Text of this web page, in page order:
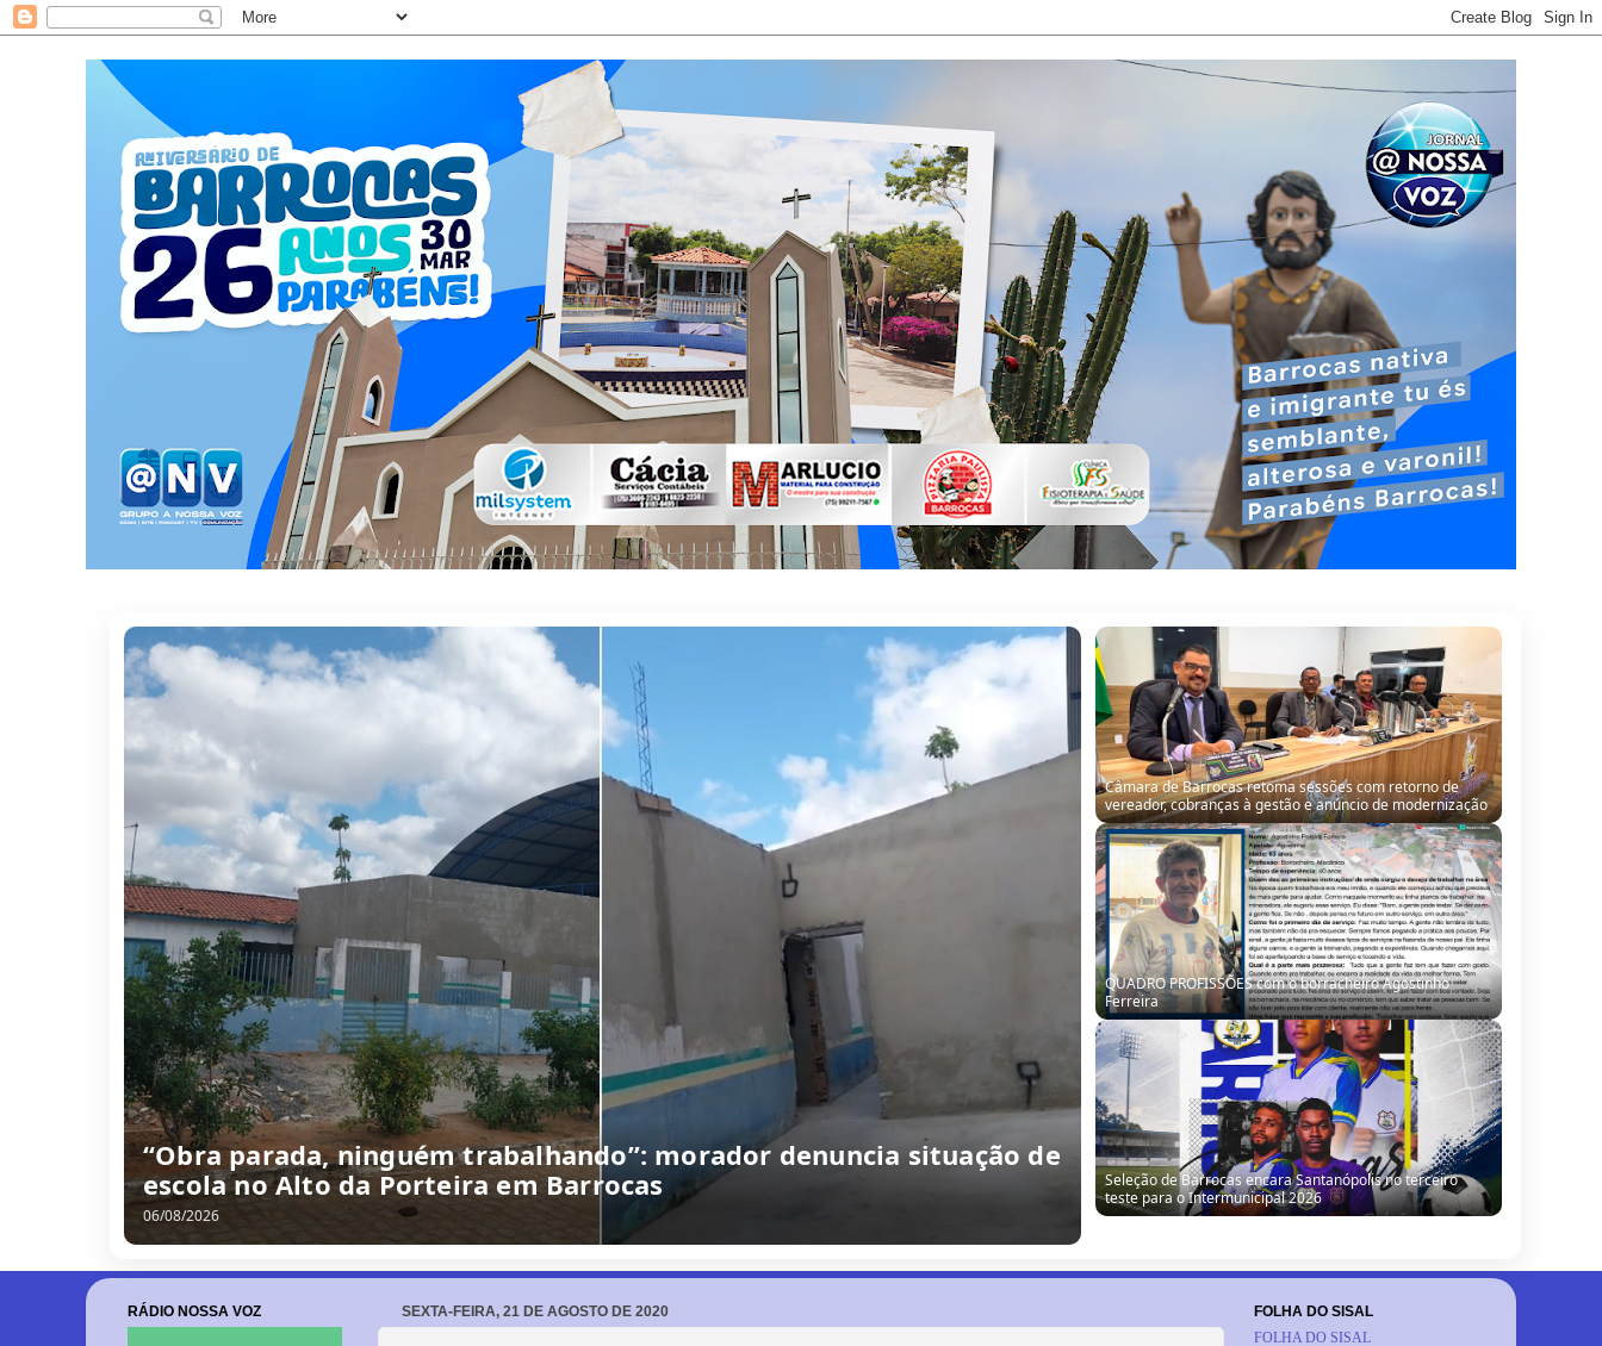
Câmara de Barrocas retoma sessões com retorno de vereador,
cobranças à gestão e anúncio de modernização
06/08/2026
QUADRO PROFISSÕES com o borracheiro Agostinho
Ferreira
Seleção de Barrocas encara Santanópolis no terceiro
teste para o Intermunicipal 2026
“Obra parada, ninguém trabalhando”: morador denuncia
situação de escola no Alto da Porteira em Barrocas
SEXTA-FEIRA, 21 DE AGOSTO DE 2020
RÁDIO NOSSA VOZ FOLHA DO SISAL
FOLHA DO SISAL